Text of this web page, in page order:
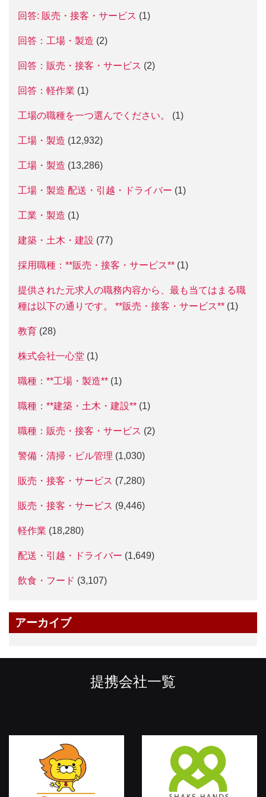
回答: 販売・接客・サービス (1)
回答：工場・製造 (2)
回答：販売・接客・サービス (2)
回答：軽作業 (1)
工場の職種を一つ選んでください。 (1)
工場・製造 (12,932)
工場・製造 (13,286)
工場・製造 配送・引越・ドライバー (1)
工業・製造 (1)
建築・土木・建設 (77)
採用職種：**販売・接客・サービス** (1)
提供された元求人の職務内容から、最も当てはまる職
種は以下の通りです。 **販売・接客・サービス** (1)
教育 (28)
株式会社一心堂 (1)
職種：**工場・製造** (1)
職種：**建築・土木・建設** (1)
職種：販売・接客・サービス (2)
警備・清掃・ビル管理 (1,030)
販売・接客・サービス (7,280)
販売・接客・サービス (9,446)
軽作業 (18,280)
配送・引越・ドライバー (1,649)
飲食・フード (3,107)
アーカイブ
提携会社一覧